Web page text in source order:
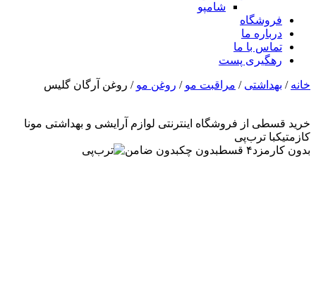
شامپو
فروشگاه
درباره ما
تماس با ما
رهگیری پست
خانه / بهداشتی / مراقبت مو / روغن مو / روغن آرگان گلیس
خرید قسطی از فروشگاه اینترنتی لوازم آرایشی و بهداشتی مونا
کازمتیکبا ترب‌پی
بدون کارمزد۴ قسط بدون چکبدون ضامن